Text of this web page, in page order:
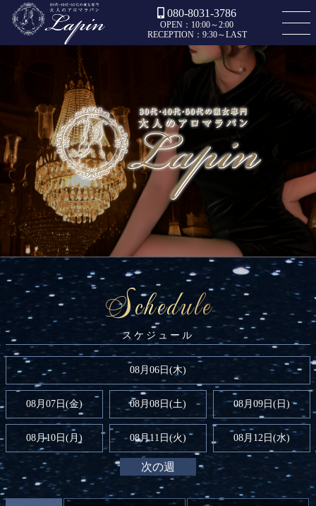
080-8031-3786
OPEN：10:00～2:00
RECEPTION：9:30～LAST
Schedule
08月06日(木)
08月07日(金) 08月08日(土) 08月09日(日 )
08月10日(月) 08月11日(火) 08月12日(水)
次の週